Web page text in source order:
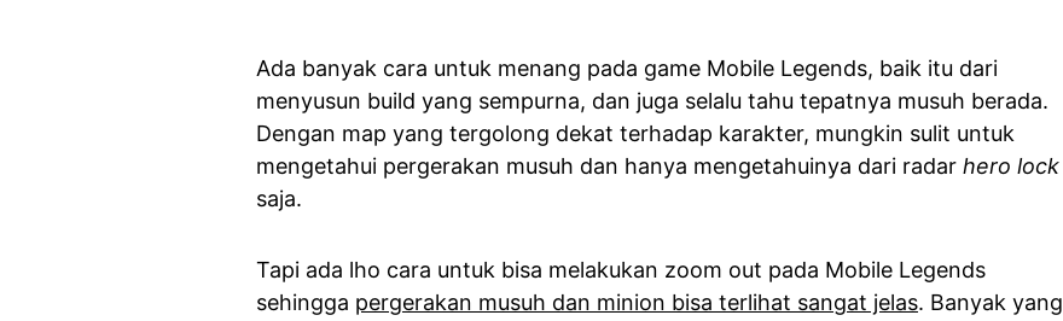
Ada banyak cara untuk menang pada game Mobile Legends, baik itu dari
menyusun build yang sempurna, dan juga selalu tahu tepatnya musuh berada.
Dengan map yang tergolong dekat terhadap karakter, mungkin sulit untuk
mengetahui pergerakan musuh dan hanya mengetahuinya dari radar hero lock
saja.
Tapi ada lho cara untuk bisa melakukan zoom out pada Mobile Legends
sehingga pergerakan musuh dan minion bisa terlihat sangat jelas. Banyak yang